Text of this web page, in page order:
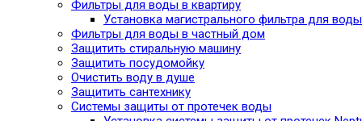
Фильтры для воды в квартиру
Установка магистрального фильтра для воды
Фильтры для воды в частный дом
Защитить стиральную машину
Защитить посудомойку
Очистить воду в душе
Защитить сантехнику
Системы защиты от протечек воды